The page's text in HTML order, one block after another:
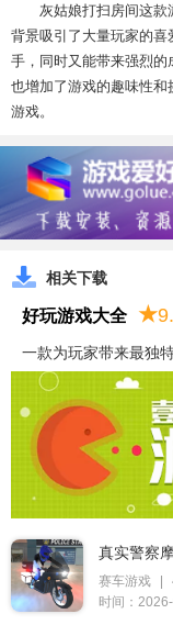
灰姑娘打扫房间这
背景吸引了大量玩家的
手，同时又能带来强烈
也增加了游戏的趣味性
游戏。
相关下载
好玩游戏大全 ★
一款为玩家带来最独
真实警察
赛车游戏
时间：